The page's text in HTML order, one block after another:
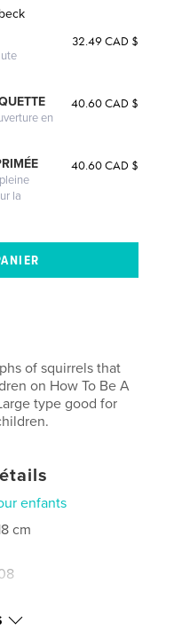
32.49 CAD $
en
40.60 CAD $
la
40.60 CAD $
of squirrels that
on How To Be A
type good for
enfants
cm
Don Oberbeck